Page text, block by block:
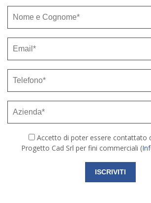
Accetto di poter essere contattato
Progetto Cad Srl per fini commerciali (